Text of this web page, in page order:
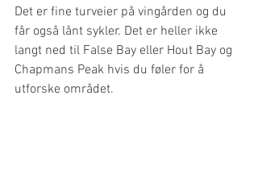
Det er fine turveier på vingården og du
får også lånt sykler. Det er heller ikke
langt ned til False Bay eller Hout Bay og
Chapmans Peak hvis du føler for å
utforske området.